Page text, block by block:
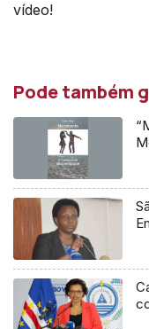
vídeo!
Pode também